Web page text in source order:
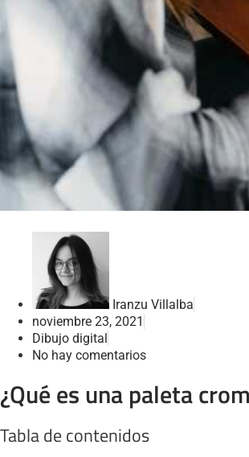
Iranzu Villalba
noviembre 23, 2021
Dibujo digital
No hay comentarios
¿Qué es una paleta
Tabla de contenidos